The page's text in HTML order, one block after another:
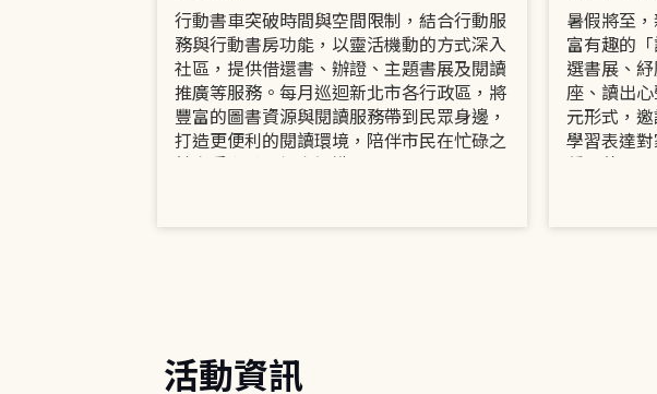
行動書車突破時間與空間限制，結合行動服
務與行動書房功能，以靈活機動的方式深入
社區，提供借還書、辦證、主題書展及閱讀
推廣等服務。每月巡迴新北市各行政區，將
豐富的圖書資源與閱讀服務帶到民眾身邊，
打造更便利的閱讀環境，陪伴市民在忙碌之
暑假將至
富有趣的
選書展、
座、讀出
元形式，
學習表達
活動資訊